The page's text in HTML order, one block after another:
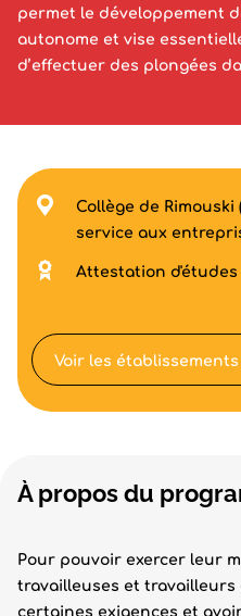
permet le développement
autonome et vise
d’effectuer des plongées
À propos du
Pour pouvoir exercer leur
travailleuses et
certaines exigences et
Collège de
service aux
Attestation d'études
Voir les